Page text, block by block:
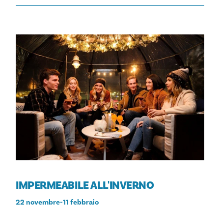
IMPERMEABILE ALL'INVERNO
22 novembre-11 febbraio